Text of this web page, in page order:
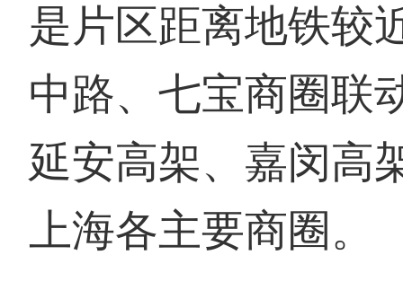
是片区距离地铁较
中路、七宝商圈联
延安高架、嘉闵高
上海各主要商圈。